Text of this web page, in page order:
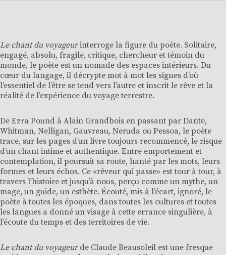
Le chant du voyageurinterroge la figure du poète. Solitaire,
engagé, absolu, fragile, critique, chercheur et témoin du
monde, le poète est un nomade des espaces intérieurs. Du
cœur du langage, il décrypte mot à mot les signes d’où
l’essentiel de l’être se tend vers l’autre et inscrit le rêve et la
réalité de l’expérience du voyage terrestre.
De Ezra Pound à Alain Grandbois en passant par Dante,
Whitman, Nelligan, Gauvreau, Neruda ou Pessoa, le poète
trace, sur les pages d’un livre toujours recommencé, le risque
d’un chant intime et authentique. Entre emportement et
contemplation, il poursuit sa route, hanté par les mots, leurs
formes et leurs échos. Ce «rêveur qui passe» est tour à tour, à
travers l’histoire et jusqu’à nous, perçu comme un mythe, un
mage, un guide, un esthète. Écouté, mis à l’écart, ignoré, le
poète à toutes les époques, dans toutes les cultures et toutes
les langues a donné un visage à cette errance singulière, à
l’écoute du temps et des territoires de vie.
Le chant du voyageurde Claude Beausoleil est une fresque